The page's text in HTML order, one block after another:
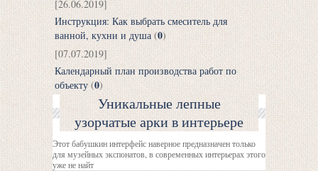
[26.06.2019]
Инструкция: Как выбрать смеситель для
ванной, кухни и душа (0)
[07.07.2019]
Календарный план производства работ по
объекту (0)
Уникальные лепные
узорчатые арки в интерьере
Этот бабушкин интерфейс наверное предназначен только
для музейных экспонатов, в современных интерьерах этого
уже не найт